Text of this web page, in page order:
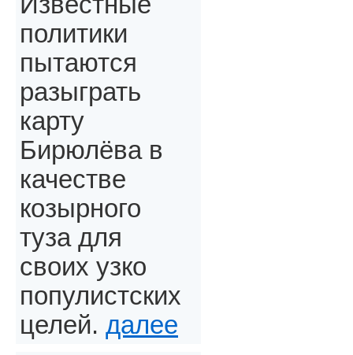
политики
пытаются
разыграть
карту
Бирюлёва в
качестве
козырного
туза для
своих узко
популистских
целей. далее